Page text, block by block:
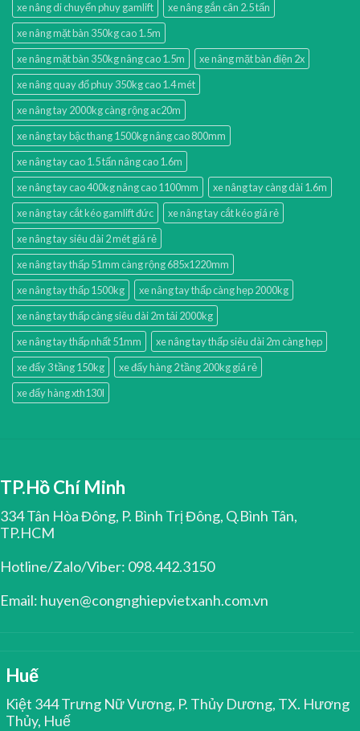
xe nâng di chuyển phuy gamlift
xe nâng gắn cân 2.5 tấn
xe nâng mặt bàn 350kg cao 1.5m
xe nâng mặt bàn 350kg nâng cao 1.5m
xe nâng mặt bàn điện 2x
xe nâng quay đổ phuy 350kg cao 1.4 mét
xe nâng tay 2000kg càng rộng ac20m
xe nâng tay bậc thang 1500kg nâng cao 800mm
xe nâng tay cao 1.5 tấn nâng cao 1.6m
xe nâng tay cao 400kg nâng cao 1100mm
xe nâng tay càng dài 1.6m
xe nâng tay cắt kéo gamlift đức
xe nâng tay cắt kéo giá rẻ
xe nâng tay siêu dài 2 mét giá rẻ
xe nâng tay thấp 51mm càng rộng 685x1220mm
xe nâng tay thấp 1500kg
xe nâng tay thấp càng hẹp 2000kg
xe nâng tay thấp càng siêu dài 2m tải 2000kg
xe nâng tay thấp nhất 51mm
xe nâng tay thấp siêu dài 2m càng hẹp
xe đẩy 3 tầng 150kg
xe đẩy hàng 2 tầng 200kg giá rẻ
xe đẩy hàng xth130l
TP.Hồ Chí Minh
334 Tân Hòa Đông, P. Bình Trị Đông, Q.Bình Tân,
TP.HCM
Hotline/Zalo/Viber: 098.442.3150
Email: huyen@congnghiepvietxanh.com.vn
Huế
Kiệt 344 Trưng Nữ Vương, P. Thủy Dương, TX. Hương
Thủy, Huế